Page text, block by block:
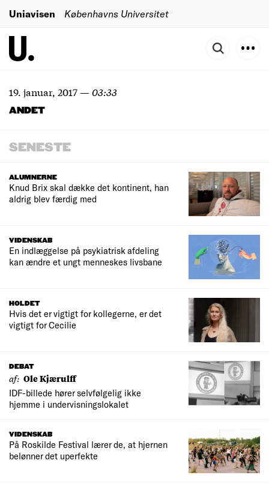
Uniavisen Københavns Universitet
19. januar, 2017—03:33
ANDET
SENESTE
ALUMNERNE
Knud Brix skal dække det kontinent, han
aldrig blev færdig med
VIDENSKAB
En indlæggelse på psykiatrisk afdeling
kan ændre et ungt menneskes livsbane
HOLDET
Hvis det er vigtigt for kollegerne, er det
vigtigt for Cecilie
DEBAT
af: Ole Kjærulff
IDF-billede hører selvfølgelig ikke
hjemme i undervisningslokalet
VIDENSKAB
På Roskilde Festival lærer de, at hjernen
belønner det uperfekte